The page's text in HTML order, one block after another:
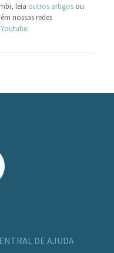
leia outros artigosou
nossas redes
Youtube.
DE AJUDA